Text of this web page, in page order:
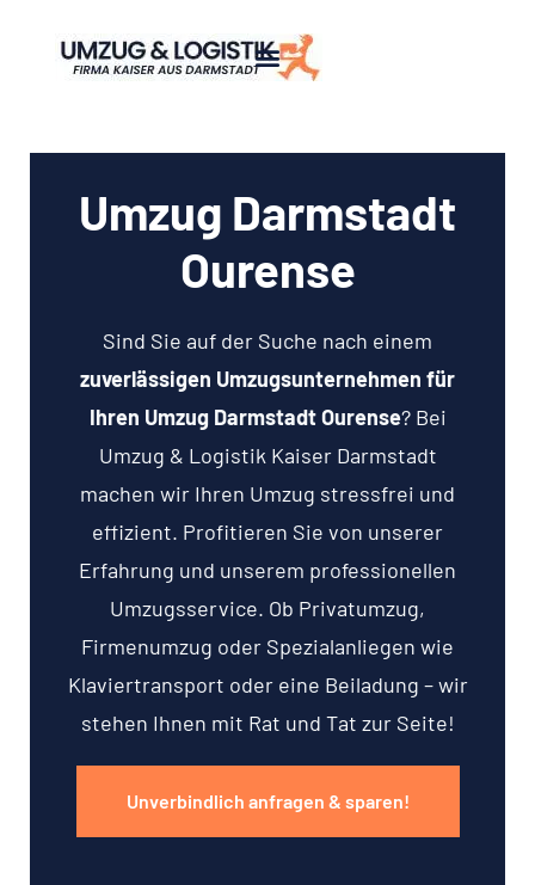
Umzug Darmstadt
Ourense
Sind Sie auf der Suche nach einem
zuverlässigen Umzugsunternehmen für
Ihren Umzug Darmstadt Ourense? Bei
Umzug & Logistik Kaiser Darmstadt
machen wir Ihren Umzug stressfrei und
effizient. Profitieren Sie von unserer
Erfahrung und unserem professionellen
Umzugsservice. Ob Privatumzug,
Firmenumzug oder Spezialanliegen wie
Klaviertransport oder eine Beiladung – wir
stehen Ihnen mit Rat und Tat zur Seite!
Unverbindlich anfragen & sparen!